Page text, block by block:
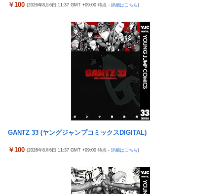
人気すぎる…
【日向坂46】 かほりん、ありのままの姿・・・【藤嶌果歩
【パ順位】鷹========猫-公=====檻-/==鴎=========鷲
【悲報】みのもんたさん、代表作が「クイズミリオネア」
【幽霊否定派、完全論破】幽霊がいないなら午前2時に一
人で墓石を木刀で叩き割れるよな？ｗｗｗｗｗ
で大当たり＝速さが段違い！渾身のRUSHに神谷が挑む！！】
New!
【実戦報告】Lストリートファイター6の評判まとめ！ヤレ
4号機ジジイ「どんなノーマルタイプでも下皿はガッチガ
チがデフォ」←マジで無駄な事やってるよな
New!
4号機ジジイ「どんなノーマルタイプでも下皿はガッチガ
冷笑系パチンカスさん「フルカスは脳死？成人男子がパチ
ンコの演出に一喜一憂してる方が脳死なんよ」
【バンダイ】「食玩」「プライズ」「ガシャポン」2026年
8月発売商品【発売スケジュール】
【悲報】AV女優さん、キモオタチー牛弱男どもの「おはよ
【〈物語〉シリーズ】セガ「忍野忍」「斧乃木余接」プラ
イズフィギュア【彩色原型公開】
New! 三菱自動車、「パジェロ」の中型版・小型版も発売へ
影山優佳、赤ランジェリー×網タイツがスケベ過ぎる！只
￥100 (2026年8月6日 11:37 GMT +09:00 時点 - 詳細はこちら)
GANTZ 33 (ヤングジャンプコミックスDIGITAL)
￥100 (2026年8月6日 11:37 GMT +09:00 時点 - 詳細はこちら)